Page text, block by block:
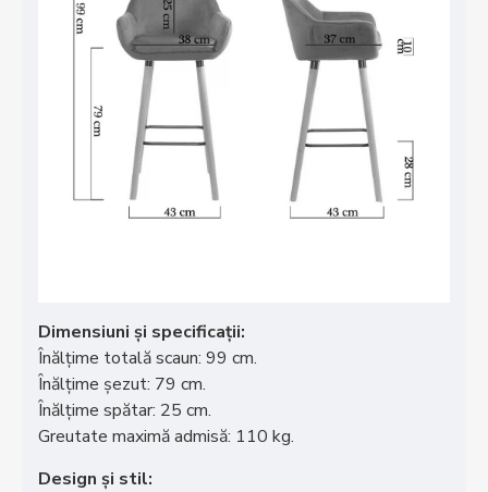
Dimensiuni și specificații:
Înălțime totală scaun: 99 cm.
Înălțime șezut: 79 cm.
Înălțime spătar: 25 cm.
Greutate maximă admisă: 110 kg.
Design și stil: